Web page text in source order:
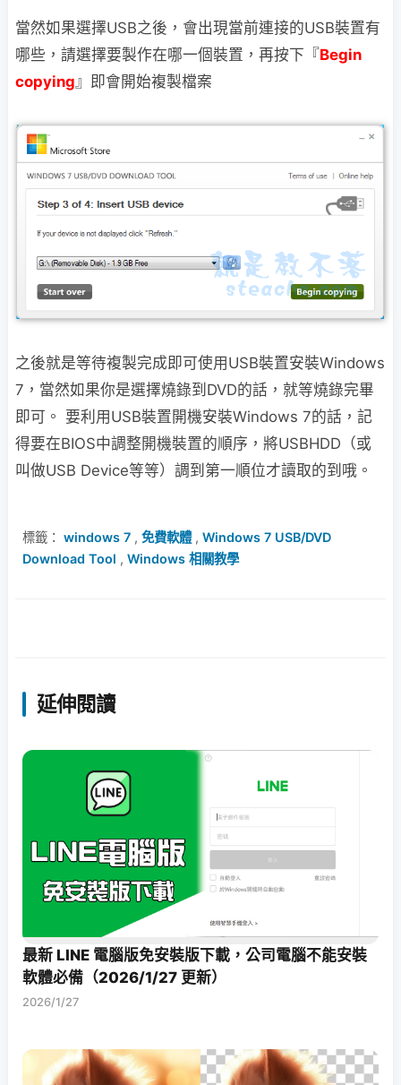
當然如果選擇USB之後，會出現當前連接的USB裝置有
哪些，請選擇要製作在哪一個裝置， 再按下『Begin
copying 』即會開始複製檔案
之後就是等待複製完成即可使用USB裝置安裝Windows
7，當然如果你是選擇燒錄到DVD的話， 就等燒錄完畢
即可。 要利用USB裝置開機安裝Windows 7的話，記
得要在BIOS中調整開機裝置的順序， 將USBHDD（或
叫做USB Device等等）調到第一順位才讀取的到哦。
標籤： windows 7 , 免費軟體, Windows 7 USB/DVD
Download Tool , Windows 相關教學
延伸閱讀
最新 LINE 電腦版免安裝版下載，公司電腦不能安裝
軟體必備（2026/1/27 更新）
2026/1/27